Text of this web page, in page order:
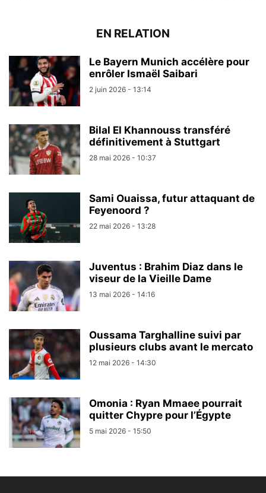
EN RELATION
Le Bayern Munich accélère pour
enrôler Ismaël Saibari
2 juin 2026 - 13:14
Bilal El Khannouss transféré
définitivement à Stuttgart
28 mai 2026 - 10:37
Sami Ouaissa, futur attaquant de
Feyenoord ?
22 mai 2026 - 13:28
Juventus : Brahim Diaz dans le
viseur de la Vieille Dame
13 mai 2026 - 14:16
Oussama Targhalline suivi par
plusieurs clubs avant le mercato
12 mai 2026 - 14:30
Omonia : Ryan Mmaee pourrait
quitter Chypre pour l’Égypte
5 mai 2026 - 15:50